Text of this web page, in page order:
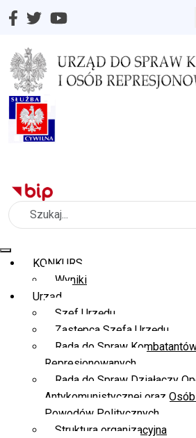
Wybierz swój język
Szukaj
KONKURS
Wyniki
Urząd
Szef Urzędu
Zastępca Szefa Urzędu
Rada do Spraw
Represjonowanych
Rada do Spraw Działaczy
Antykomunistycznej oraz
Powodów Politycznych
Struktura organizacyjna